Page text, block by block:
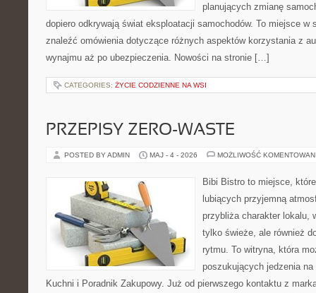
planujących zmianę
dopiero odkrywają świat eksploatacji samochodów. To miejsce w
znaleźć omówienia dotyczące różnych aspektów korzystania z
wynajmu aż po ubezpieczenia. Nowości na stronie […]
CATEGORIES: ŻYCIE CODZIENNE NA WSI
PRZEPISY ZERO-WASTE
POSTED BY ADMIN MAJ - 4 - 2026 MOŻLIWOŚĆ
Bibi Bistro to miejsce,
lubiących przyjemną
przybliża charakter lokalu,
tylko świeże, ale również
rytmu. To witryna, która
poszukujących jedzenia
Kuchni i Poradnik Zakupowy. Już od pierwszego kontaktu z